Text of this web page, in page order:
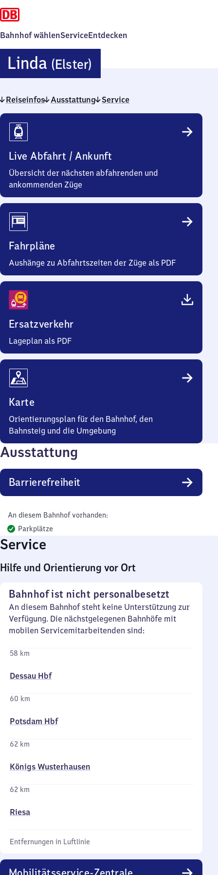
Bahnhof wählenServiceEntdecken
Linda (Elster)
(Elster)
Reiseinfos Ausstattung Service
Reiseinfos
Live Abfahrt / Ankunft
Übersicht der nächsten abfahrenden und
ankommenden Züge
Fahrpläne
Aushänge zu Abfahrtszeiten der Züge als PDF
Ersatzverkehr
Lageplan als PDF
Karte
Orientierungsplan für den Bahnhof, den
Bahnsteig und die Umgebung
Ausstattung
Barrierefreiheit
An diesem Bahnhof vorhanden:
Parkplätze
Service
Hilfe und Orientierung vor Ort
Bahnhof ist nicht personalbesetzt
An diesem Bahnhof steht keine Unterstützung zur
Verfügung. Die nächstgelegenen Bahnhöfe mit
mobilen Servicemitarbeitenden sind:
58 km
Dessau Hbf
60 km
Potsdam Hbf
62 km
Königs Wusterhausen
62 km
Riesa
Entfernungen in Luftlinie